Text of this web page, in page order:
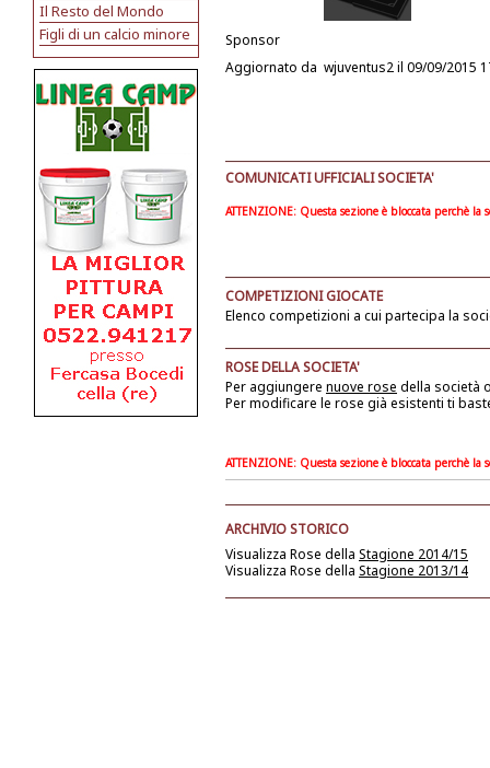
Il Resto del Mondo
Figli di un calcio minore
Sponsor
Aggiornato da wjuventus2il 09/09/2015
COMUNICATI UFFICIALI SOCIETA'
ATTENZIONE: Questa sezione è bloccata perchè
COMPETIZIONI GIOCATE
Elenco competizioni a cui partecipa la
ROSE DELLA SOCIETA'
Per aggiungere nuove rose della società
Per modificare le rose già esistenti ti
ATTENZIONE: Questa sezione è bloccata perchè
ARCHIVIO STORICO
Visualizza Rose della Stagione 2014/15
Visualizza Rose della Stagione 2013/14